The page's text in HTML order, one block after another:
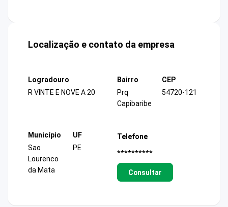
Localização e contato da empresa
Logradouro
R VINTE E NOVE A 20
Bairro
Prq
Capibaribe
CEP
54720-121
Município
Sao
Lourenco
da Mata
UF
PE
Telefone
**********
Consultar